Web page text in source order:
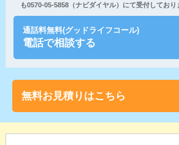
も0570-05-5858（ナビダイヤル）にて受付しており
通話料無料(グッドライフコール)
電話で相談する
無料お見積りはこちら